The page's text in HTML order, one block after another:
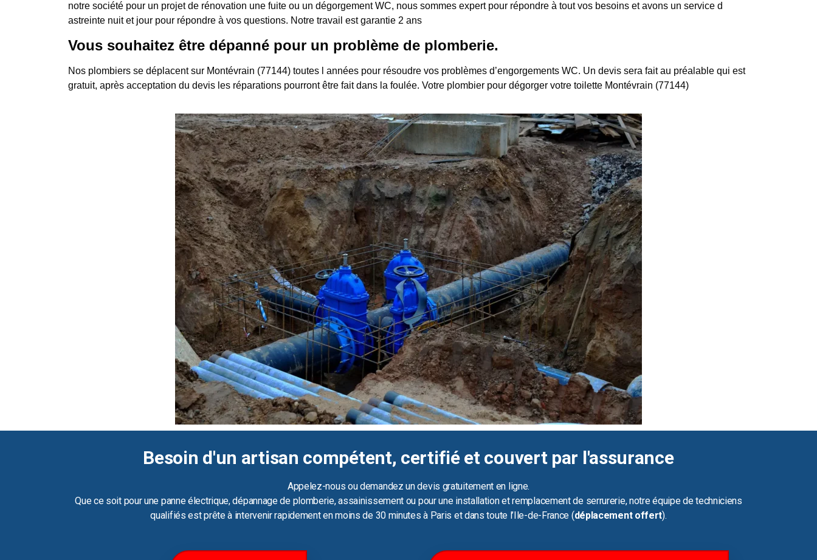
notre société pour un projet de rénovation une fuite ou un dégorgement WC, nous sommes expert pour répondre à tout vos besoins et avons un service d
astreinte nuit et jour pour répondre à vos questions. Notre travail est garantie 2 ans
Vous souhaitez être dépanné pour un problème de plomberie.
Nos plombiers se déplacent sur Montévrain (77144) toutes l années pour résoudre vos problèmes d’engorgements WC. Un devis sera fait au préalable qui est
gratuit, après acceptation du devis les réparations pourront être fait dans la foulée. Votre plombier pour dégorger votre toilette Montévrain (77144)
Besoin d'un artisan compétent, certifié et couvert par l'assurance
Appelez-nous ou demandez un devis gratuitement en ligne.
Que ce soit pour une panne électrique, dépannage de plomberie, assainissement ou pour une installation et remplacement de serrurerie, notre équipe de techniciens
qualifiés est prête à intervenir rapidement en moins de 30 minutes à Paris et dans toute l’Ile-de-France (déplacement offert).